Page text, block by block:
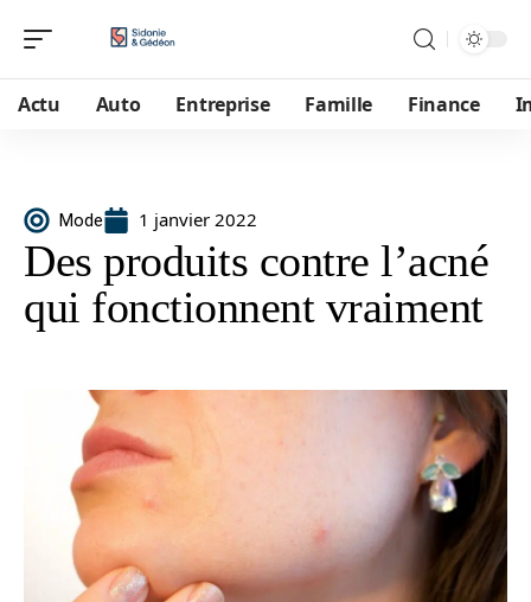
Actu Auto Entreprise Famille Finance
Mode 1 janvier 2022
Des produits contre l’acné
qui fonctionnent vraiment